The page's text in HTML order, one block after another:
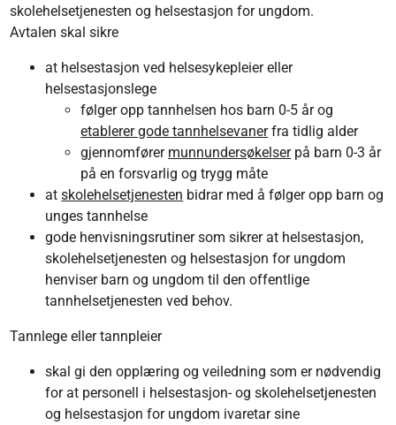
skolehelsetjenesten og helsestasjon for ungdom.
Avtalen skal sikre
at helsestasjon ved helsesykepleier eller
helsestasjonslege
følger opp tannhelsen hos barn 0-5 år og
etablerer gode tannhelsevanerfra tidlig alder
gjennomfører munnundersøkelserpå barn 0-3 år
på en forsvarlig og trygg måte
atskolehelsetjenesten bidrar med å følger opp barn og
unges tannhelse
gode henvisningsrutiner som sikrer at helsestasjon,
skolehelsetjenesten og helsestasjon for ungdom
henviser barn og ungdom til den offentlige
tannhelsetjenesten ved behov.
Tannlege eller tannpleier
skal gi den opplæring og veiledning som er nødvendig
for at personell i helsestasjon- og skolehelsetjenesten
og helsestasjon for ungdom ivaretar sine